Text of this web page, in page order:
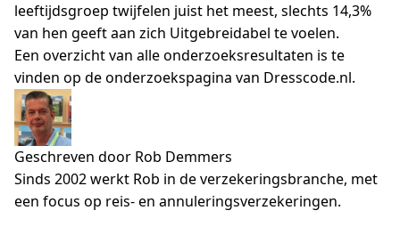
leeftijdsgroep twijfelen juist het meest, slechts 14,3%
van hen geeft aan zich Uitgebreidabel te voelen.
Een overzicht van alle onderzoeksresultaten is te
vinden op de onderzoekspagina van Dresscode.nl.
Geschreven door Rob Demmers
Sinds 2002 werkt Rob in de verzekeringsbranche, met
een focus op reis- en annuleringsverzekeringen.